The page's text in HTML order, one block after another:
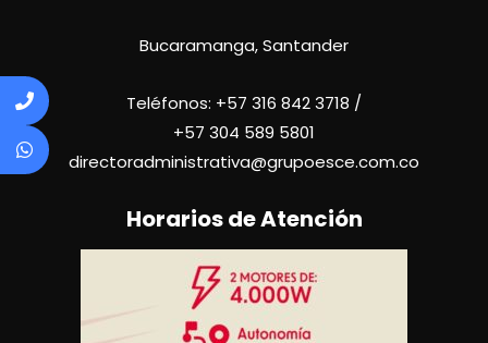
Bucaramanga, Santander
Teléfonos: +57 316 842 3718 /
+57 304 589 5801
directoradministrativa@grupoesce.com.co
Horarios de Atención